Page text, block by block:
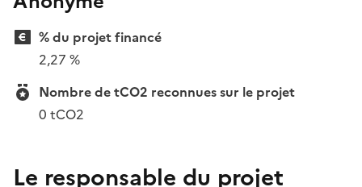
% du projet financé
2,27 %
Nombre de tCO2 reconnues sur le projet
0 tCO2
Le responsable du projet